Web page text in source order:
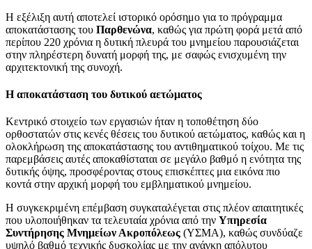
Η εξέλιξη αυτή αποτελεί ιστορικό ορόσημο για το πρόγραμμα
αποκατάστασης του Παρθενώνα, καθώς για πρώτη φορά μετά από
περίπου 220 χρόνια η δυτική πλευρά του μνημείου παρουσιάζεται
στην πληρέστερη δυνατή μορφή της, με σαφώς ενισχυμένη την
αρχιτεκτονική της συνοχή.
Η αποκατάσταση του δυτικού αετώματος
Κεντρικό στοιχείο των εργασιών ήταν η τοποθέτηση δύο
ορθοστατών στις κενές θέσεις του δυτικού αετώματος, καθώς και η
ολοκλήρωση της αποκατάστασης του αντιθηματικού τοίχου. Με τις
παρεμβάσεις αυτές αποκαθίσταται σε μεγάλο βαθμό η ενότητα της
δυτικής όψης, προσφέροντας στους επισκέπτες μια εικόνα πιο
κοντά στην αρχική μορφή του εμβληματικού μνημείου.
Η συγκεκριμένη επέμβαση συγκαταλέγεται στις πλέον απαιτητικές
που υλοποιήθηκαν τα τελευταία χρόνια από την Υπηρεσία
Συντήρησης Μνημείων Ακροπόλεως (ΥΣΜΑ), καθώς συνδύαζε
υψηλό βαθμό τεχνικής δυσκολίας με την ανάγκη απόλυτου